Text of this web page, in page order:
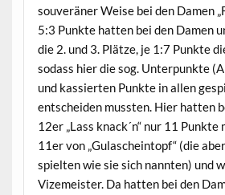
souveräner Weise bei den Damen
5:3 Punkte hatten bei den Damen
die 2. und 3. Plätze, je 1:7 Punkte
sodass hier die sog. Unterpunkte
und kassierten Punkte in allen
entscheiden mussten. Hier hatten
12er „Lass knack´n“ nur 11
11er von „Gulascheintopf“ (die
spielten wie sie sich nannten) und
Vizemeister. Da hatten bei den